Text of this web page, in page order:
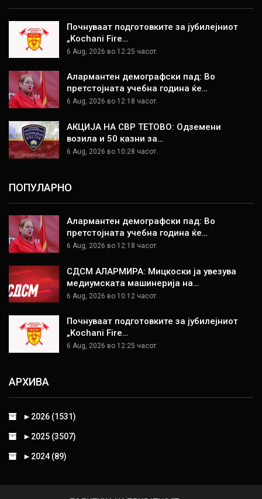
Почнуваат подготовките за јубилејниот
„Kochani Fire…
6 Aug, 2026 во 12:25 часот.
Алармантен демографски пад: Во
претстојната учебна година ќе…
6 Aug, 2026 во 12:18 часот.
АКЦИЈА НА СВР ТЕТОВО: Одземени
возила и 50 казни за…
6 Aug, 2026 во 10:28 часот.
ПОПУЛАРНО
Алармантен демографски пад: Во
претстојната учебна година ќе…
6 Aug, 2026 во 12:18 часот.
СДСМ АЛАРМИРА: Мицкоски ја увезува
медиумската машинерија на…
6 Aug, 2026 во 10:12 часот.
Почнуваат подготовките за јубилејниот
„Kochani Fire…
6 Aug, 2026 во 12:25 часот.
АРХИВА
► 2026 (1531)
► 2025 (3507)
► 2024 (89)